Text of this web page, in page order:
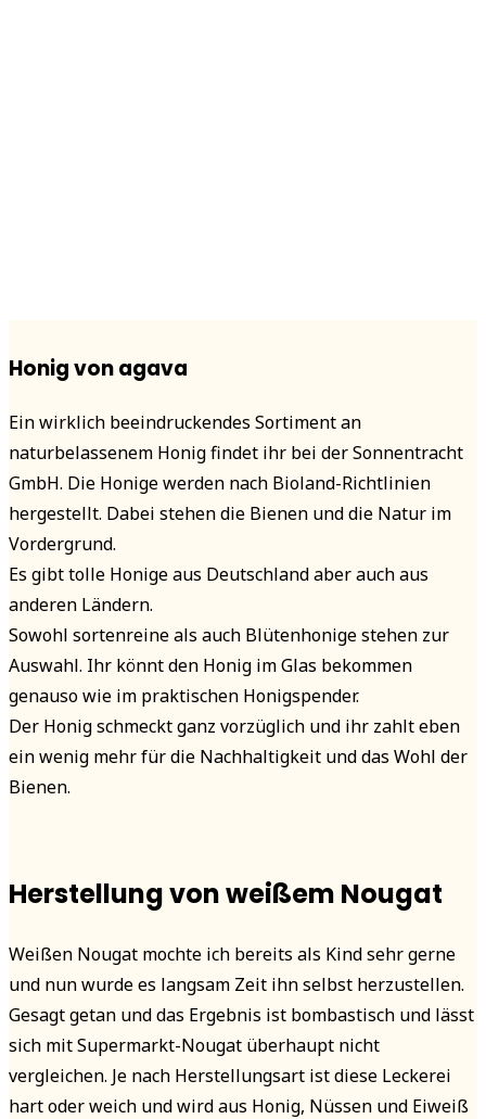
Honig von agava
Ein wirklich beeindruckendes Sortiment an
naturbelassenem Honig findet ihr bei der Sonnentracht
GmbH. Die Honige werden nach Bioland-Richtlinien
hergestellt. Dabei stehen die Bienen und die Natur im
Vordergrund.
Es gibt tolle Honige aus Deutschland aber auch aus
anderen Ländern.
Sowohl sortenreine als auch Blütenhonige stehen zur
Auswahl. Ihr könnt den Honig im Glas bekommen
genauso wie im praktischen Honigspender.
Der Honig schmeckt ganz vorzüglich und ihr zahlt eben
ein wenig mehr für die Nachhaltigkeit und das Wohl der
Bienen.
Herstellung von weißem Nougat
Weißen Nougat mochte ich bereits als Kind sehr gerne
und nun wurde es langsam Zeit ihn selbst herzustellen.
Gesagt getan und das Ergebnis ist bombastisch und lässt
sich mit Supermarkt-Nougat überhaupt nicht
vergleichen. Je nach Herstellungsart ist diese Leckerei
hart oder weich und wird aus Honig, Nüssen und Eiweiß